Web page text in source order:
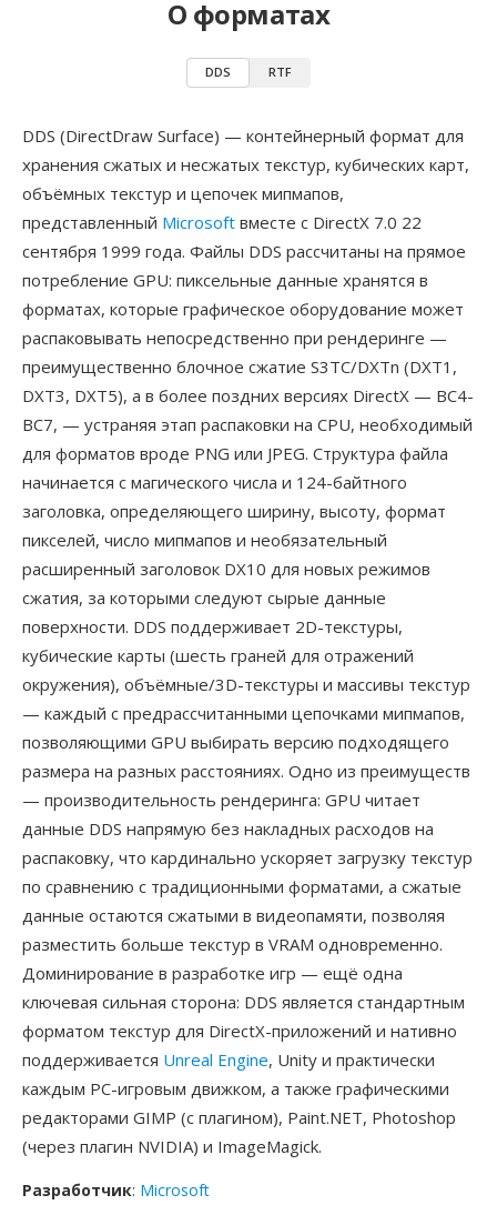
О форматах
DDS RTF
DDS (DirectDraw Surface) — контейнерный формат для
хранения сжатых и несжатых текстур, кубических карт,
объёмных текстур и цепочек мипмапов,
представленный Microsoft вместе с DirectX 7.0 22
сентября 1999 года. Файлы DDS рассчитаны на прямое
потребление GPU: пиксельные данные хранятся в
форматах, которые графическое оборудование может
распаковывать непосредственно при рендеринге —
преимущественно блочное сжатие S3TC/DXTn (DXT1,
DXT3, DXT5), а в более поздних версиях DirectX — BC4-
BC7, — устраняя этап распаковки на CPU, необходимый
для форматов вроде PNG или JPEG. Структура файла
начинается с магического числа и 124-байтного
заголовка, определяющего ширину, высоту, формат
пикселей, число мипмапов и необязательный
расширенный заголовок DX10 для новых режимов
сжатия, за которыми следуют сырые данные
поверхности. DDS поддерживает 2D-текстуры,
кубические карты (шесть граней для отражений
окружения), объёмные/3D-текстуры и массивы текстур
— каждый с предрассчитанными цепочками мипмапов,
позволяющими GPU выбирать версию подходящего
размера на разных расстояниях. Одно из преимуществ
— производительность рендеринга: GPU читает
данные DDS напрямую без накладных расходов на
распаковку, что кардинально ускоряет загрузку текстур
по сравнению с традиционными форматами, а сжатые
данные остаются сжатыми в видеопамяти, позволяя
разместить больше текстур в VRAM одновременно.
Доминирование в разработке игр — ещё одна
ключевая сильная сторона: DDS является стандартным
форматом текстур для DirectX-приложений и нативно
поддерживается Unreal Engine, Unity и практически
каждым PC-игровым движком, а также графическими
редакторами GIMP (с плагином), Paint.NET, Photoshop
(через плагин NVIDIA) и ImageMagick.
Разработчик: Microsoft